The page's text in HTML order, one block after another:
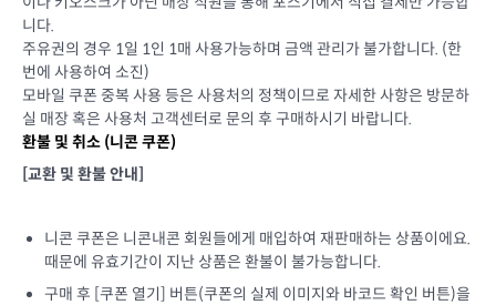
니다.
주유권의 경우 1일 1인 1매 사용가능하며 금액 관리가 불가합니다. (한
번에 사용하여 소진)
모바일 쿠폰 중복 사용 등은 사용처의 정책이므로 자세한 사항은 방문하
실 매장 혹은 사용처 고객센터로 문의 후 구매하시기 바랍니다.
환불 및 취소 (니콘 쿠폰)
[교환 및 환불 안내]
니콘 쿠폰은 니콘내콘 회원들에게 매입하여 재판매하는 상품이에요.
때문에 유효기간이 지난 상품은 환불이 불가능합니다.
구매 후 [쿠폰 열기] 버튼(쿠폰의 실제 이미지와 바코드 확인 버튼)을